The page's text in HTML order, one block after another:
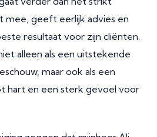
mee, geeft eerlijk advies en
resultaat voor zijn cliënten.
alleen als een uitstekende
maar ook als een
hart en een sterk gevoel voor